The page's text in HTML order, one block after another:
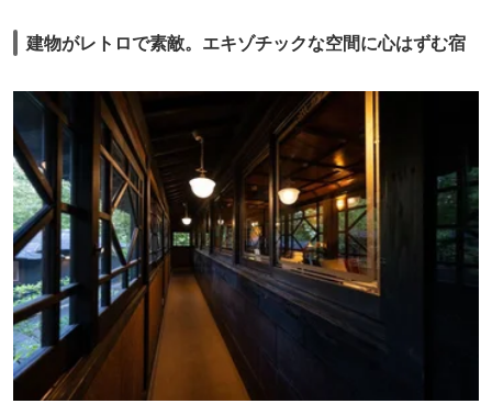
建物がレトロで素敵。エキゾチックな空間に心はずむ宿